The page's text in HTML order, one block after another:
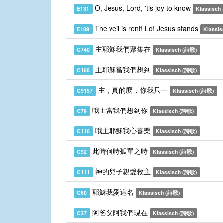
E131 O, Jesus, Lord, 'tis joy to know Klassisch
E109 The veil is rent! Lo! Jesus stands
C740 主耶穌我們聚集在 Klassisch (詩歌)
C168 主耶穌當我們想到 Klassisch (詩歌)
C9157 主，真的麼，你我只一 Klassisch (詩歌)
C79 哦主當我們想到你 Klassisch (詩歌)
C116 哦主耶穌我心喜樂 Klassisch (詩歌)
C92 此時何時孤單之時 Klassisch (詩歌)
C111 神的兒子親愛救主 Klassisch (詩歌)
C60 耶穌我愛這名 Klassisch (詩歌)
C37 阿爸父阿我們現在 Klassisch (詩歌)